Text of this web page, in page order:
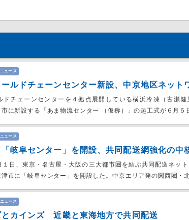
ュース
ルドチェーンセンター新設、中京地区ネット
ドチェーンセンターを４拠点展開している横浜冷凍（古瀬健
に新設する「あま物流センター （仮称）」の起工式が６月５
ュース
岐阜センター」を開設、共同配送網強化の中
日、東京・名古屋・大阪の三大都市圏を結ぶ共同配送ネッ
市に「岐阜センター」を開設した。中京エリア発の関西圏・
ュース
とカインズ 近畿と東海地方で共同配送